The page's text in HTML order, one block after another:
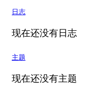
日志
现在还没有日志
主题
现在还没有主题